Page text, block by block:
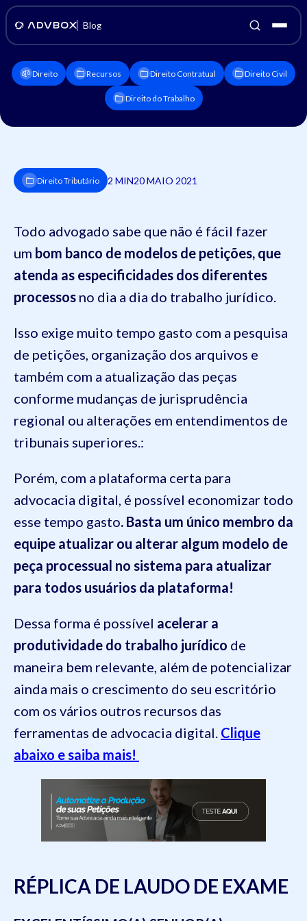
Blog
Direito Recursos Direito Contratual Direito Civil
Direito do Trabalho
Direito Tributário 2 MIN20 MAIO 2021
Todo advogado sabe que não é fácil fazer
um bom banco de modelos de petições, que
atenda as especificidades dos diferentes
processos no dia a dia do trabalho jurídico.
Isso exige muito tempo gasto com a pesquisa
de petições, organização dos arquivos e
também com a atualização das peças
conforme mudanças de jurisprudência
regional ou alterações em entendimentos de
tribunais superiores.:
Porém, com a plataforma certa para
advocacia digital, é possível economizar todo
esse tempo gasto. Basta um único membro da
equipe atualizar ou alterar algum modelo de
peça processual no sistema para atualizar
para todos usuários da plataforma!
Dessa forma é possível acelerar a
produtividade do trabalho jurídico de
maneira bem relevante, além de potencializar
ainda mais o crescimento do seu escritório
com os vários outros recursos das
ferramentas de advocacia digital. Clique
abaixo e saiba mais!
RÉPLICA DE LAUDO DE EXAME